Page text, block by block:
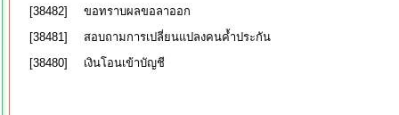
[38482]
ขอทราบผลขอลาออก
[38481]
สอบถามการเปลี่ยนแปลงคนค้ำประกัน
[38480]
เงินโอนเข้าบัญชี